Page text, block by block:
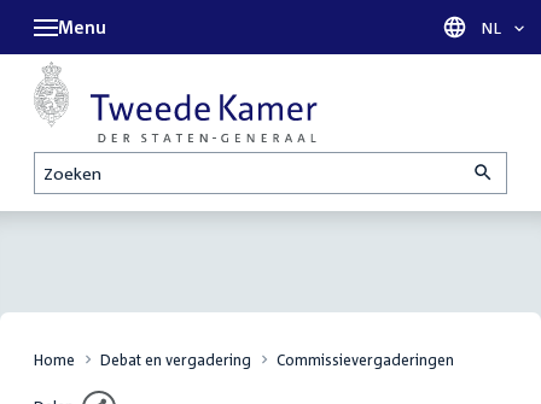
Zoeken
Menu Taal
NL
Home Debat en vergadering Commissievergaderingen